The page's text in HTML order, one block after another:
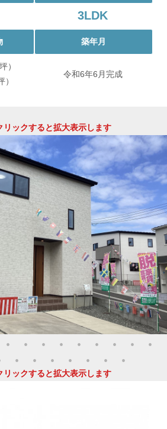
3LDK
築年月
）
令和6年6月完成
ックすると拡大表示します
ックすると拡大表示します